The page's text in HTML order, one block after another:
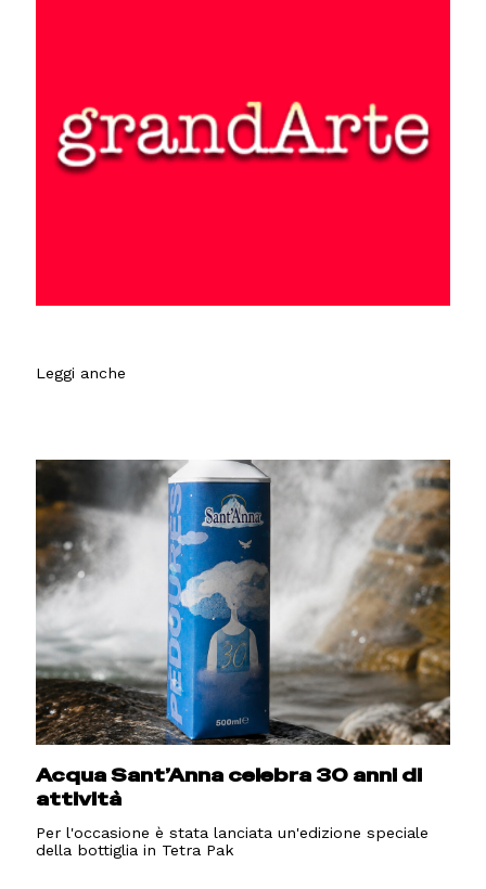
Leggi anche
Acqua Sant’Anna celebra 30 anni di
attività
Per l'occasione è stata lanciata un'edizione speciale
della bottiglia in Tetra Pak